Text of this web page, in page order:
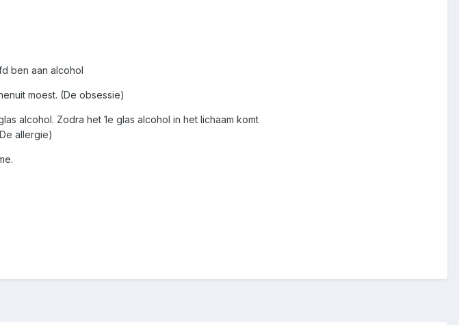
ben aan alcohol
moest. (De obsessie)
na het 1e glas alcohol. Zodra het 1e glas alcohol in het lichaam komt
allergie)